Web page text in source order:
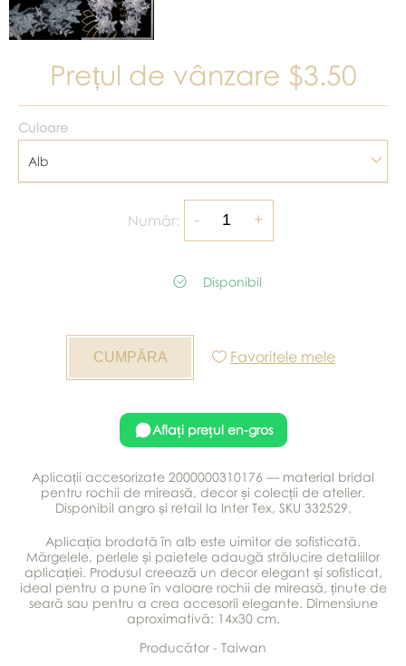
Prețul de vânzare $3.50
Culoare
Alb
Număr:
Disponibil
Favoritele mele
Aflați prețul en-gros
Aplicații accesorizate 2000000310176 — material bridal
pentru rochii de mireasă, decor și colecții de atelier.
Disponibil angro și retail la Inter Tex, SKU 332529.
Aplicația brodată în alb este uimitor de sofisticată.
Mărgelele, perlele și paietele adaugă strălucire detaliilor
aplicației. Produsul creează un decor elegant și sofisticat,
ideal pentru a pune în valoare rochii de mireasă, ținute de
seară sau pentru a crea accesorii elegante. Dimensiune
aproximativă: 14x30 cm.
Producător - Taiwan